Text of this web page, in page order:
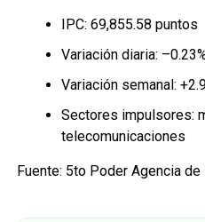
IPC: 69,855.58 puntos
Variación diaria:
Variación semanal:
Sectores impulsores:
telecomunicaciones
Fuente: 5to Poder Agencia